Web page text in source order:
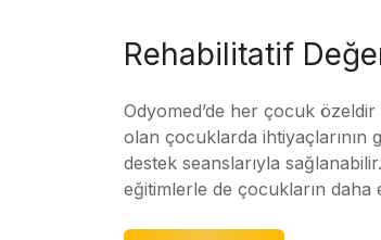
Rehabilitatif
Odyomed’de her çocuk
olan çocuklarda ihtiyaçlarının
destek seanslarıyla
eğitimlerle de çocukların daha